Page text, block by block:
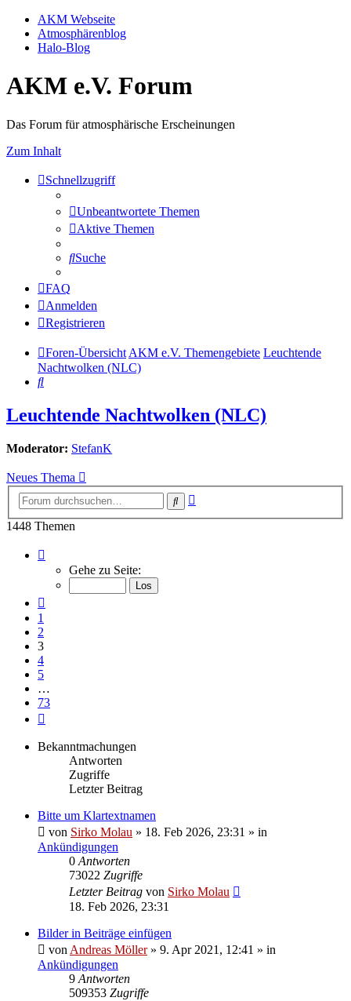
AKM Webseite
Atmosphärenblog
Halo-Blog
AKM e.V. Forum
Das Forum für atmosphärische Erscheinungen
Zum Inhalt
Schnellzugriff
Unbeantwortete Themen
Aktive Themen
Suche
FAQ
Anmelden
Registrieren
Foren-Übersicht AKM e.V. Themengebiete Leuchtende
Nachtwolken (NLC)
Suche
Leuchtende Nachtwolken (NLC)
Moderator: StefanK
Neues Thema
Suche
1448 Themen
von
Gehe zu Seite:
1
2
3
4
5
…
73
Bekanntmachungen
Antworten
Zugriffe
Letzter Beitrag
Bitte um Klartextnamen
von Sirko Molau » 18. Feb 2026, 23:31 » in
Ankündigungen
0 Antworten
73022 Zugriffe
Letzter Beitrag von Sirko Molau
18. Feb 2026, 23:31
Bilder in Beiträge einfügen
von Andreas Möller» 9. Apr 2021, 12:41 » in
Ankündigungen
9 Antworten
509353 Zugriffe